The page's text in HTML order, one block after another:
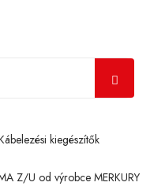
kiegészítők
Z/U od výrobce MERKURY